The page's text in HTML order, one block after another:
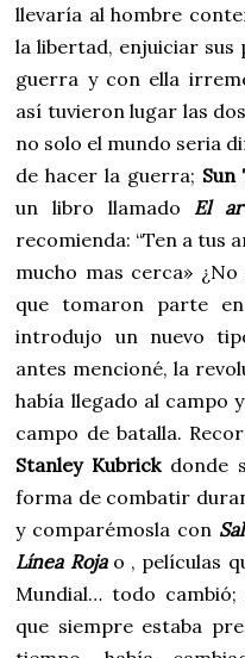
llevaría al hombre
la libertad, enjuiciar sus
guerra y con ella
así tuvieron lugar las
no solo el mundo seria
de hacer la guerra; Sun
un libro llamado El
recomienda: “Ten a tus
mucho mas cerca»
que tomaron parte
introdujo un nuevo
antes mencioné, la
había llegado al campo
campo de batalla.
Stanley Kubrickdonde
forma de combatir
y comparémosla con
Línea Rojao , películas
Mundial… todo
que siempre estaba